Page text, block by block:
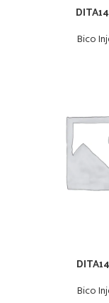
Bico
Bico